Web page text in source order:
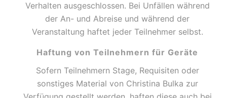
Verhalten ausgeschlossen. Bei Unfällen während
der An- und Abreise und während der
Veranstaltung haftet jeder Teilnehmer selbst.
Haftung von Teilnehmern für Geräte
Sofern Teilnehmern Stage, Requisiten oder
sonstiges Material von Christina Bulka zur